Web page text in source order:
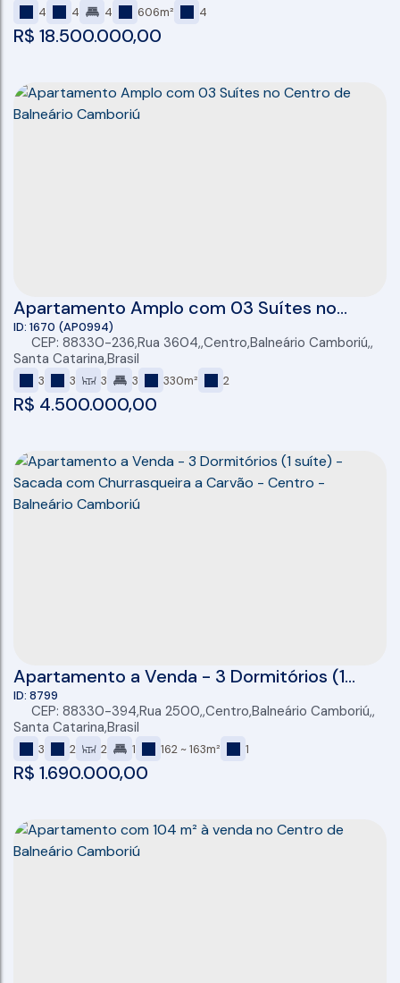
R$ 18.500.000,00
4 4 4 606m² 4
Apartamento Amplo com 03 Suítes no
Centro de Balneário Camboriú
R$ 4.500.000,00
1670 (AP0994)
CEP: 88330-236,Rua 3604 ,Centro,Balneário Camboriú ,
Santa Catarina,Brasil
3 3 3 3 330m² 2
Apartamento a Venda - 3 Dormitórios (1
suíte) - Sacada com Churrasqueira a Carvão
- Centro - Balneário Camboriú
R$ 1.690.000,00
8799
CEP: 88330-394,Rua 2500 ,Centro,Balneário Camboriú ,
Santa Catarina,Brasil
3 2 2 1 162 ~ 163m² 1